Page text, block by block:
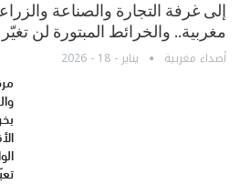
إلى غرفة التجارة والصناعة
مغربية.. والخرائط المبتورة لن
أصداء مغربية يناير - 18 - 2026